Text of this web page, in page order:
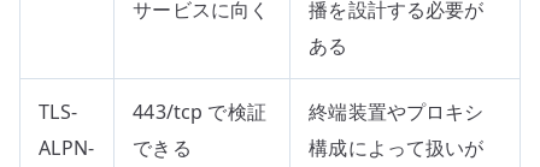
サービスに向く
播を設計する必要が
ある
TLS-
ALPN-
443/tcp で検証
できる
終端装置やプロキシ
構成によって扱いが